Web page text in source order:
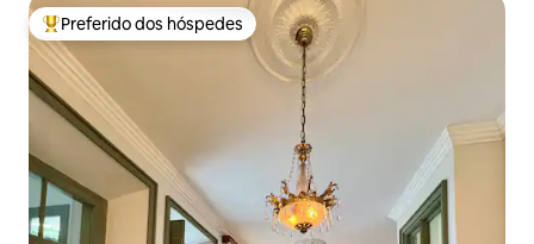
Entre os melhores preferidos dos hóspedes
Preferido dos hóspedes